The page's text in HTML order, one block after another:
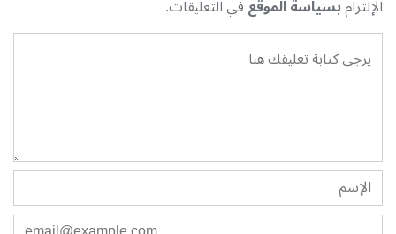
الإلتزامبسياسة الموقعفي التعليقات.